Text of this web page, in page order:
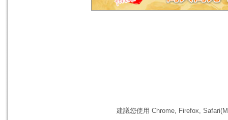
建議您使用 Chrome, Firefox,